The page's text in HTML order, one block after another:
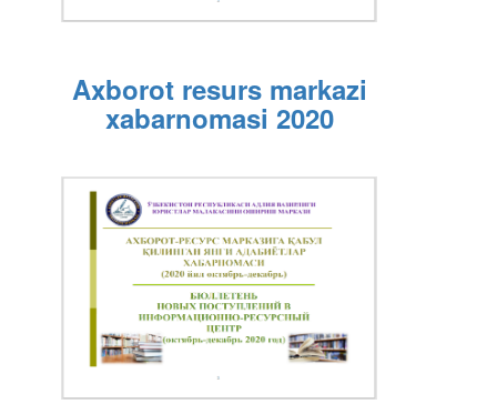
Axborot resurs markazi
xabarnomasi 2020